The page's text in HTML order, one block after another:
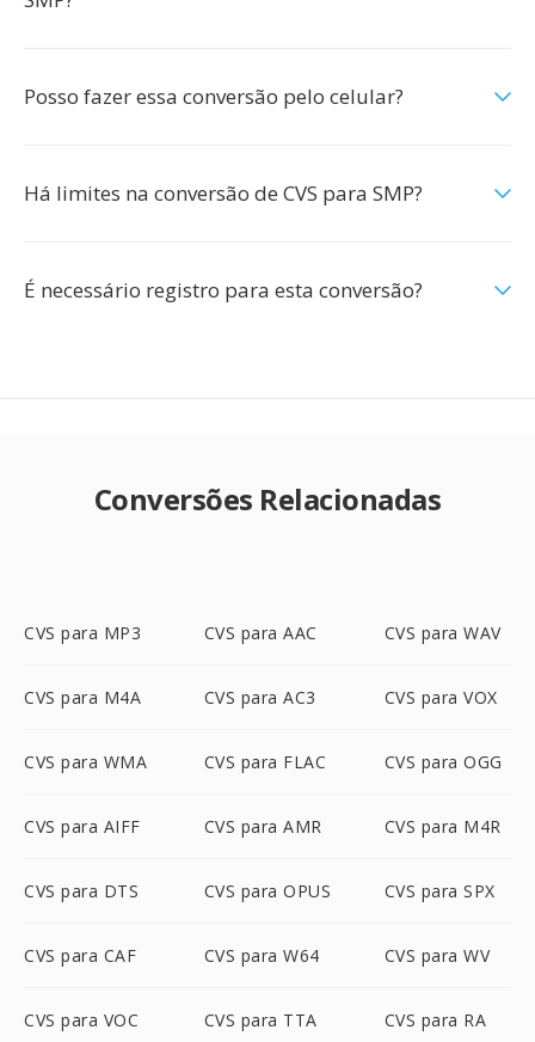
Posso fazer essa conversão pelo celular?
Há limites na conversão de CVS para SMP?
É necessário registro para esta conversão?
Conversões Relacionadas
CVS para MP3 CVS para AAC CVS para WAV
CVS para M4A CVS para AC3 CVS para VOX
CVS para WMA CVS para FLAC CVS para OGG
CVS para AIFF CVS para AMR CVS para M4R
CVS para DTS CVS para OPUS CVS para SPX
CVS para CAF CVS para W64 CVS para WV
CVS para VOC CVS para TTA CVS para RA